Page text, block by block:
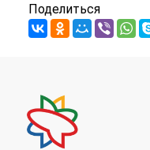
Поделиться